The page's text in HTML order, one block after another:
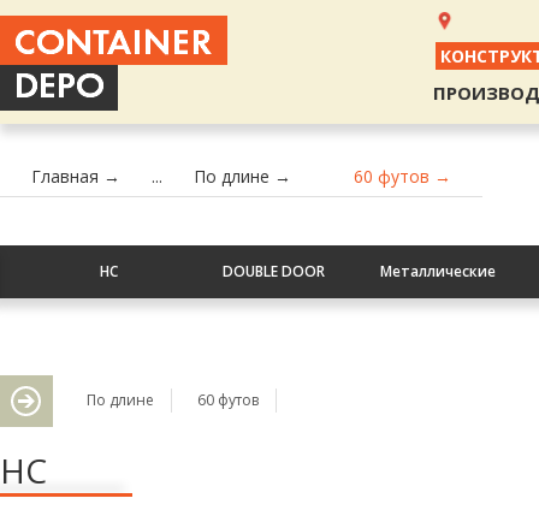
Главная → ... По длине → 60 футов →
HC DOUBLE DOOR Металлические
По длине 60 футов
HC